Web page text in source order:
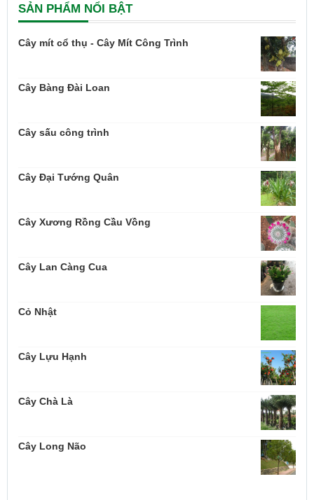
SẢN PHẨM NỔI BẬT
Cây mít cổ thụ - Cây Mít Công Trình
Cây Bàng Đài Loan
Cây sấu công trình
Cây Đại Tướng Quân
Cây Xương Rồng Cầu Vồng
Cây Lan Càng Cua
Cỏ Nhật
Cây Lựu Hạnh
Cây Chà Là
Cây Long Não